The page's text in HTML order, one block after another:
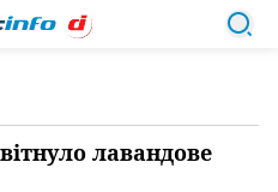
лавандове